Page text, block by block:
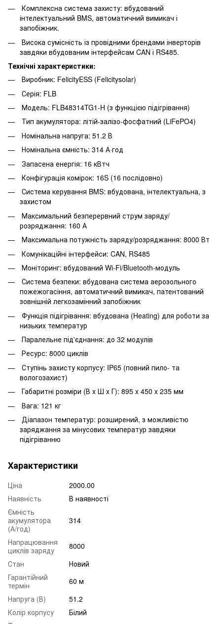
Комплексна система захисту: вбудований
інтелектуальний BMS, автоматичний вимикач і
запобіжник.
Висока сумісність із провідними брендами інверторів
завдяки вбудованим інтерфейсам CAN і RS485.
Технічні характеристики:
Виробник: FelicityESS (Felicitysolar)
Серія: FLB
Модель: FLB48314TG1-H (з функцією підігрівання)
Тип акумулятора: літій-залізо-фосфатний (LiFePO4)
Номінальна напруга: 51.2 В
Номінальна ємність: 314 А·год
Запасена енергія: 16 кВтч
Конфігурація комірок: 16S (16 послідовно)
Система керування BMS: вбудована, інтелектуальна, з
захистом
Максимальний безперервний струм заряду/
розряджання: 160 А
Максимальна потужність заряду/розряджання: 8000 Вт
Комунікаційні інтерфейси: CAN, RS485
Моніторинг: вбудований Wi-Fi/Bluetooth-модуль
Система безпеки: вбудована система аерозольного
пожежогасіння, автоматичний вимикач, патентований
зовнішній легкозамінний запобіжник
Функція підігрівання: вбудована (Heating) для роботи за
низьких температур
Паралельне під'єднання: до 32 модулів
Ресурс: 8000 циклів
Ступінь захисту корпусу: IP65 (повний пило- та
вологозахист)
Габаритні розміри (В x Ш x Г): 895 x 450 x 235 мм
Вага: 121 кг
Діапазон температур: розширений, з можливістю
заряджання за мінусових температур завдяки
підігріванню
Характеристики
Ціна
2000.00
Наявність
В наявності
Ємність
акумулятора
(А/год)
314
Напрацювання
циклів заряду
8000
Стан
Новий
Гарантійний
термін
60 м
Напруга (В)
51.2
Колір корпусу
Білий